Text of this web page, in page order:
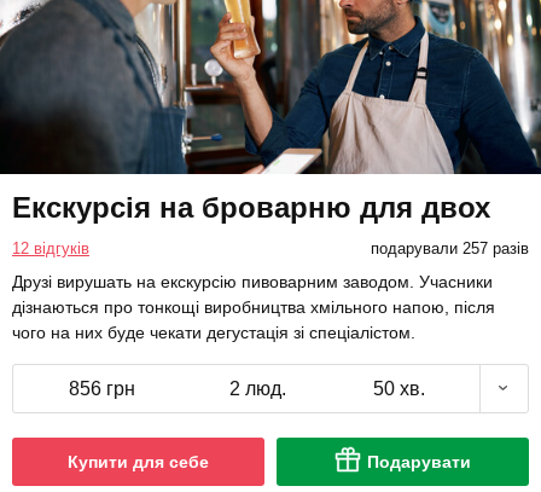
Екскурсія на броварню для двох
12 відгуків подарували 257 разів
Друзі вирушать на екскурсію пивоварним заводом. Учасники
дізнаються про тонкощі виробництва хмільного напою, після
чого на них буде чекати дегустація зі спеціалістом.
856 грн 2 люд. 50 хв.
Купити для себе Подарувати